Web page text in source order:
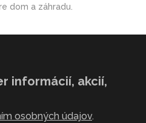
dom a záhradu.
informácií, akcií,
osobných údajov.